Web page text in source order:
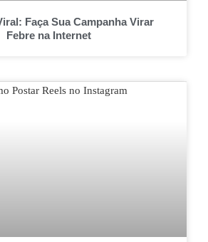
Faça Sua Campanha Virar
Febre na Internet